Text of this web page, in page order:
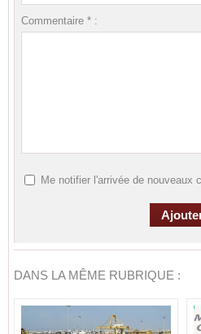
Commentaire * :
Me notifier l'arrivée de nouveaux
DANS LA MÊME RUBRIQUE :